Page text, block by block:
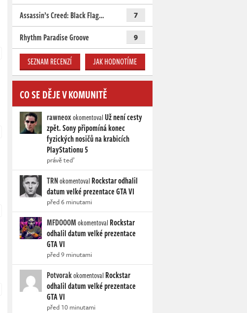
Assassin’s Creed: Black Flag… 7
Rhythm Paradise Groove 9
SEZNAM RECENZÍ JAK HODNOTÍME
CO SE DĚJE V KOMUNITĚ
rawneoxokomentovalUž není cesty
zpět. Sony připomíná konec
fyzických nosičů na krabicích
PlayStationu 5
právě teď
TRNokomentoval Rockstar odhalil
datum velké prezentace GTA VI
před 6 minutami
MFDOOOMokomentoval Rockstar
odhalil datum velké prezentace
GTA VI
před 9 minutami
Potvorakokomentoval Rockstar
odhalil datum velké prezentace
GTA VI
před 10 minutami